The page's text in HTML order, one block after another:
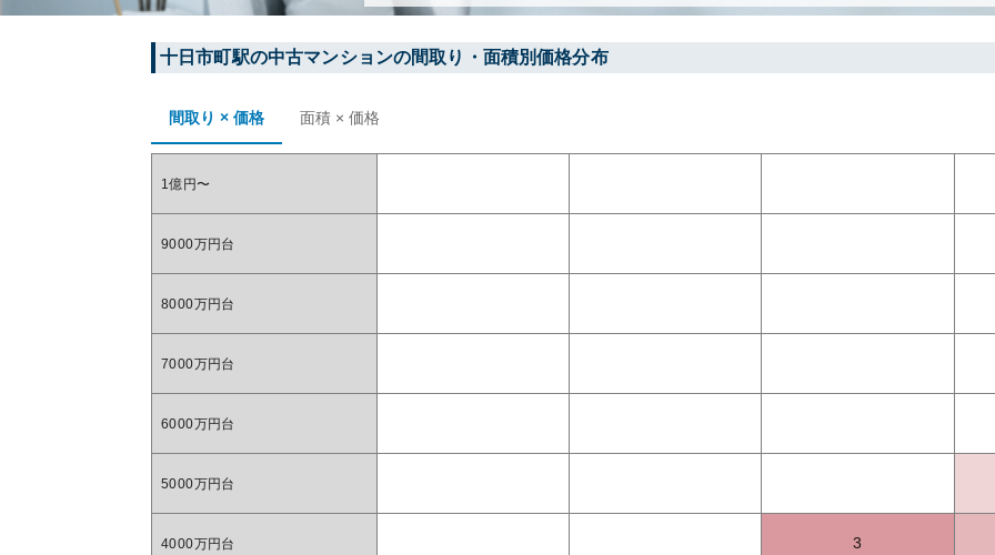
十日市町駅の中古マンションの間取り・面積別価格分布
間取り × 価格 面積 × 価格
1億円〜
9000万円台
8000万円台
7000万円台
6000万円台
5000万円台
4000万円台 3